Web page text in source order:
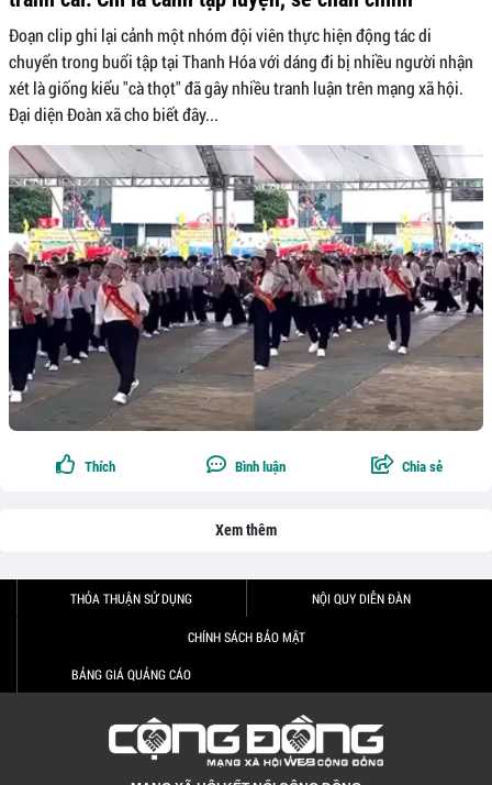
Đoạn clip ghi lại cảnh một nhóm đội viên thực hiện động tác di
chuyển trong buổi tập tại Thanh Hóa với dáng đi bị nhiều người nhận
xét là giống kiểu "cà thọt" đã gây nhiều tranh luận trên mạng xã hội.
Đại diện Đoàn xã cho biết đây...
Thích Bình luận Chia sẻ
Xem thêm
THỎA THUẬN SỬ DỤNG NỘI QUY DIỄN ĐÀN
CHÍNH SÁCH BẢO MẬT
BẢNG GIÁ QUẢNG CÁO